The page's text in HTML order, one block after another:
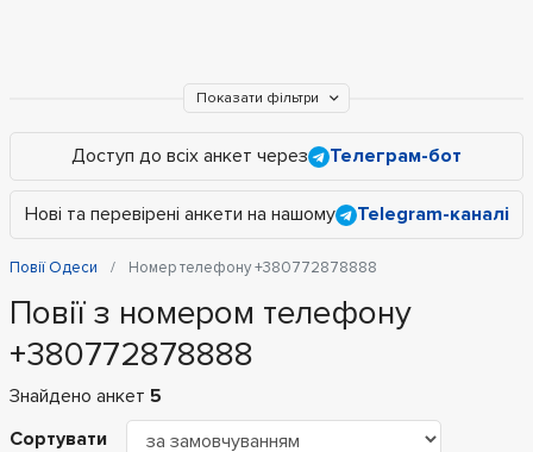
Показати фільтри
Доступ до всіх анкет через Телеграм-бот
Нові та перевірені анкети на нашому Telegram-каналі
Повії Одеси Номер телефону +380772878888
Повії з номером телефону
+380772878888
Знайдено анкет 5
Сортувати